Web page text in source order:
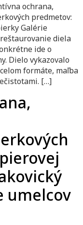
ochrana,
predmetov:
Galérie
diela
ide o
Dielo vykazovalo
formáte, maľba
[…]
umelcov